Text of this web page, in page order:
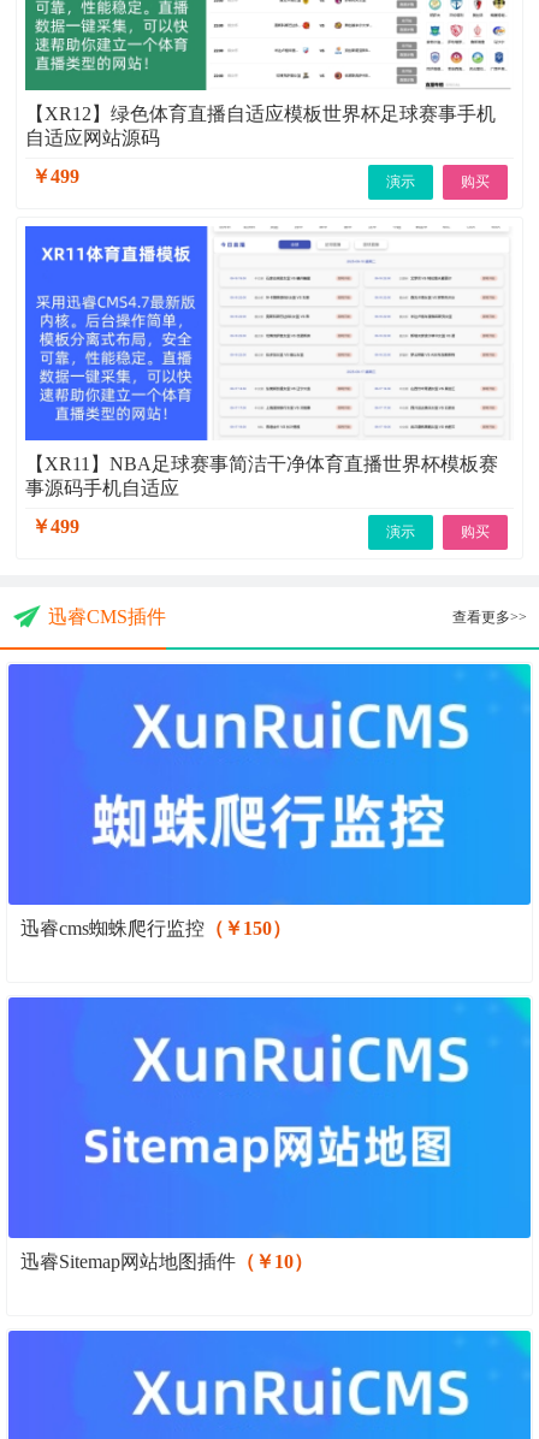
【XR12】绿色体育直播自适应模板世界杯足球赛事手机
自适应网站源码
￥499
购买
演示
【XR11】NBA足球赛事简洁干净体育直播世界杯模板赛
事源码手机自适应
￥499
购买
演示
迅睿CMS插件 查看更多>>
迅睿cms蜘蛛爬行监控 （￥150）
迅睿Sitemap网站地图插件 （￥10）